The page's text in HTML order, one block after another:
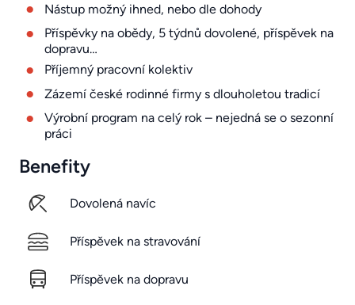
Nástup možný ihned, nebo dle dohody
Příspěvky na obědy, 5 týdnů dovolené, příspěvek na
dopravu…
Příjemný pracovní kolektiv
Zázemí české rodinné firmy s dlouholetou tradicí
Výrobní program na celý rok – nejedná se o sezonní
práci
Benefity
Dovolená navíc
Příspěvek na stravování
Příspěvek na dopravu